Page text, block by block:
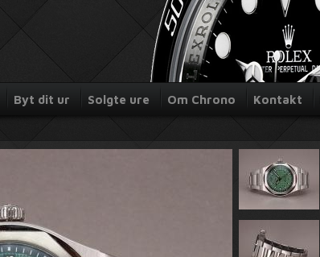
Byt dit ur Solgte ure Om Chrono Kontakt